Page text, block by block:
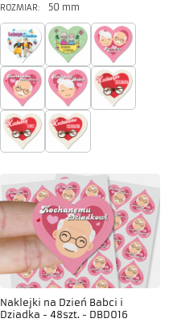
ROZMIAR: 50 mm
Naklejki na Dzień Babci i
Dziadka - 48szt. - DBD016